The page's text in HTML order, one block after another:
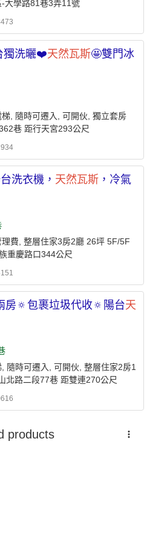
大學路81巷3弄11號
獨洗曬❤️天然瓦斯🤩雙門冰
, 隨時可遷入, 可開伙, 獨立套房
巷 距行天宮293公尺
洗衣機， 天然瓦斯 ，冷氣
費, 整層住家3房2廳 26坪 5F/5F
重慶路口344公尺
房🔅包裹垃圾代收🔅陽台天
隨時可遷入, 可開伙, 整層住家2房1
北路二段77巷 距雙連270公尺